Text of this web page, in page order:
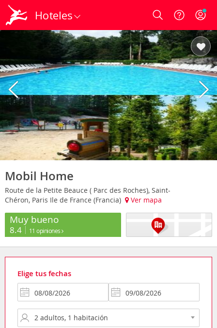
Hoteles Login
Mobil Home
Route de la Petite Beauce ( Parc des Roches), Saint-
Chéron, Paris Ile de France (Francia)
Ver mapa
Muy bueno
8.4 11 opiniones
Elige tus fechas